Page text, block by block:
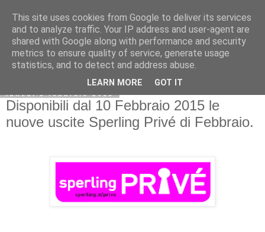
lunedì 9 febbraio 2015
Disponibili dal 10 Febbraio 2015 le
nuove uscite Sperling Privé di Febbraio.
This site uses cookies from Google to deliver its services
and to analyze traffic. Your IP address and user-agent are
shared with Google along with performance and security
metrics to ensure quality of service, generate usage
statistics, and to detect and address abuse.
LEARN MORE GOT IT